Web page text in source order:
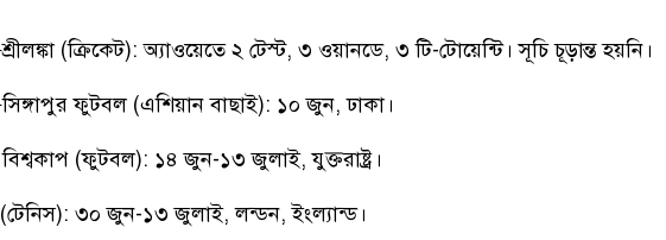
(ক্রিকেট): অ্যাওয়েতে ২ টেস্ট, ৩ ওয়ানডে, ৩ টি-টোয়েন্টি। সূচি চূড়ান্ত হয়নি।
ফুটবল (এশিয়ান বাছাই): ১০ জুন, ঢাকা।
বিশ্বকাপ (ফুটবল): ১৪ জুন-১৩ জুলাই, যুক্তরাষ্ট্র।
৩০ জুন-১৩ জুলাই, লন্ডন, ইংল্যান্ড।